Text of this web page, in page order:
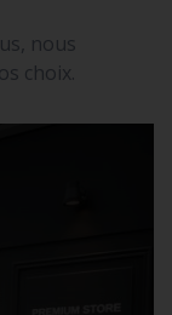
nous
choix.